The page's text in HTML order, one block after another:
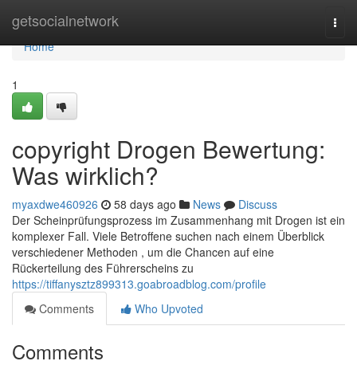
getsocialnetwork
Home
Home
1
copyright Drogen Bewertung:
Was wirklich?
myaxdwe460926 58 days ago News
Discuss
Der Scheinprüfungsprozess im Zusammenhang mit Drogen ist ein
komplexer Fall. Viele Betroffene suchen nach einem Überblick
verschiedener Methoden , um die Chancen auf eine
Rückerteilung des Führerscheins zu
https://tiffanysztz899313.goabroadblog.com/profile
Comments
Who Upvoted
Comments